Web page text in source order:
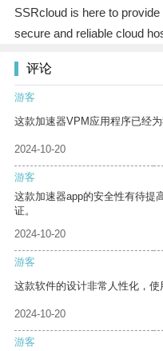
SSRcloud is here to
secure and reliable cloud
评论
游客
这款加速器VPM应用程序已经
2024-10-20
游客
这款加速器app的安全性有待提
证。
2024-10-20
游客
这款软件的设计非常人性化，使
2024-10-20
游客